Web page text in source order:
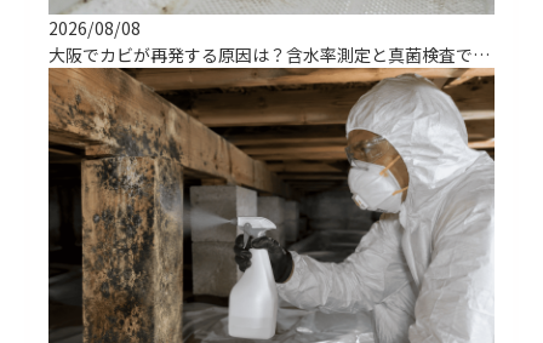
2026/08/08
大阪でカビが再発する原因は？含水率測定と真菌検査で根治する